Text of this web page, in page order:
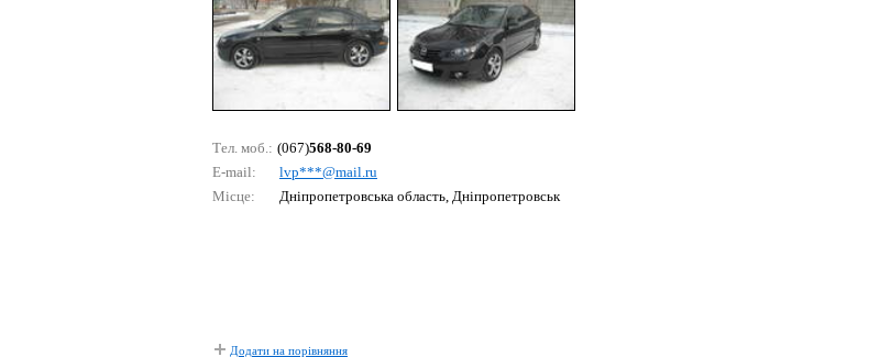
Тел. моб.: (067)568-80-69
E-mail:
lvр***@mаil.ru
Місце:
Дніпропетровська область, Дніпропетровськ
Додати на порівняння